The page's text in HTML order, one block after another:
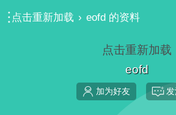
点击重新加载 › eofd 的资料
点击重新加载
eofd
加为好友